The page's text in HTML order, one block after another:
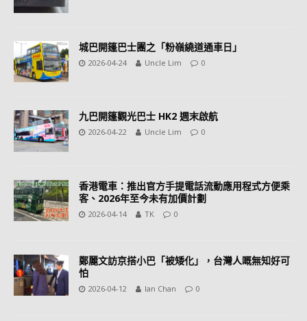
城巴開篷巴士團之「粉嶺繞道通車日」
2026-04-24 Uncle Lim 0
九巴開篷觀光巴士 HK2 週末啟航
2026-04-22 Uncle Lim 0
香港電車：推出官方手提電話流動應用程式方便乘
客、2026年至今未有加價計劃
2026-04-14 TK 0
鄭麗文訪京搭小巴「被矮化」，台灣人嘅無知好可
怕
2026-04-12 Ian Chan 0